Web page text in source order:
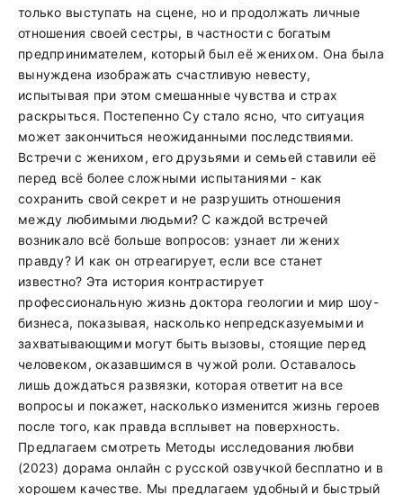
только выступать на сцене, но и продолжать личные
отношения своей сестры, в частности с богатым
предпринимателем, который был её женихом. Она была
вынуждена изображать счастливую невесту,
испытывая при этом смешанные чувства и страх
раскрыться. Постепенно Су стало ясно, что ситуация
может закончиться неожиданными последствиями.
Встречи с женихом, его друзьями и семьей ставили её
перед всё более сложными испытаниями - как
сохранить свой секрет и не разрушить отношения
между любимыми людьми? С каждой встречей
возникало всё больше вопросов: узнает ли жених
правду? И как он отреагирует, если все станет
известно? Эта история контрастирует
профессиональную жизнь доктора геологии и мир шоу-
бизнеса, показывая, насколько непредсказуемыми и
захватывающими могут быть вызовы, стоящие перед
человеком, оказавшимся в чужой роли. Оставалось
лишь дождаться развязки, которая ответит на все
вопросы и покажет, насколько изменится жизнь героев
после того, как правда всплывет на поверхность.
Предлагаем смотреть Методы исследования любви
(2023) дорама онлайн с русской озвучкой бесплатно и в
хорошем качестве. Мы предлагаем удобный и быстрый